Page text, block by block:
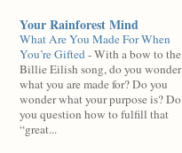
Your Rainforest Mind
What Are You Made For When
You’re Gifted-With a bow to the
Billie Eilish song, do you wonder
what you are made for? Do you
wonder what your purpose is? Do
you question how to fulfill that
“great...